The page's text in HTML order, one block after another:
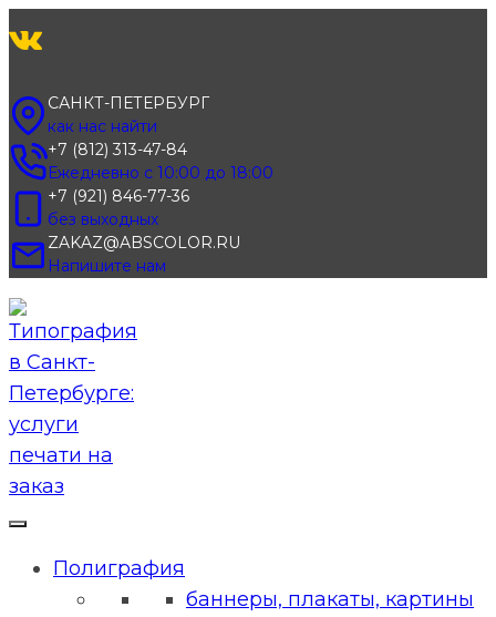
к
САНКТ-ПЕТЕРБУРГ
как нас найти
+7 (812) 313-47-84
Ежедневно с 10:00 до 18:00
+7 (921) 846-77-36
без выходных
ZAKAZ@ABSCOLOR.RU
Напишите нам
Полиграфия
баннеры, плакаты, картины